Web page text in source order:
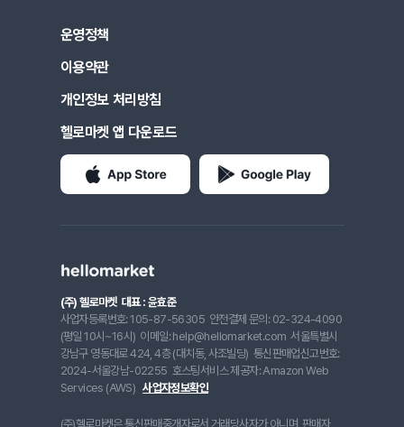
운영정책
이용약관
개인정보 처리방침
헬로마켓 앱 다운로드
(주) 헬로마켓 대표 : 윤효준
사업자등록번호: 105-87-56305 안전결제 문의: 02-324-4090
(평일 10시~16시) 이메일: help@hellomarket.com 서울특별시
강남구 영동대로 424, 4층 (대치동, 사조빌딩) 통신판매업신고번호:
2024-서울강남-02255 호스팅서비스 제공자: Amazon Web
Services (AWS) 사업자정보확인
(주)헬로마켓은 통신판매중개자로서 거래당사자가 아니며, 판매자